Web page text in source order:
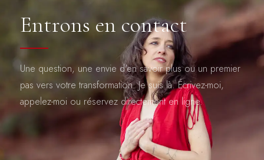
Entrons en contact
Une question, une envie d'en savoir plus ou un premier
pas vers votre transformation. Je suis là. Écrivez-moi,
appelez-moi ou réservez directement en ligne.